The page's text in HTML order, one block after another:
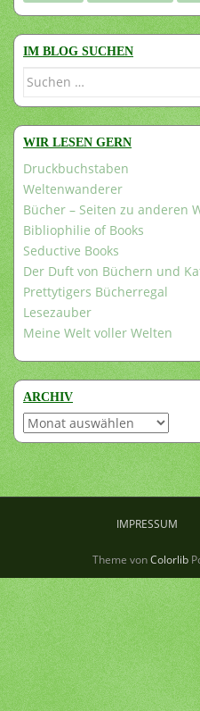
IM BLOG SUCHEN
Suchen
WIR LESEN GERN
Druckbuchstaben
Weltenwanderer
Bücher – Seiten zu anderen
Bibliophilie of Books
Seductive Books
Der Duft von Büchern und
Prettytigers Bücherregal
Lesezauber
Meine Welt voller Welten
ARCHIV
Archiv
IMPRESSUM
Theme vonColorlib